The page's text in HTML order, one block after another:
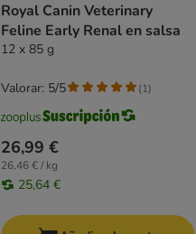
Royal Canin Veterinary
Feline Early Renal en salsa
12 x 85 g
26,99 €
26,46 € / kg
25,64 €
Valorar: 5/5 (1)